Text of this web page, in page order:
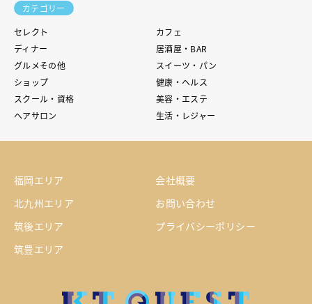
カテゴリー
セレクト
カフェ
ディナー
居酒屋・BAR
グルメその他
スイーツ・パン
ショップ
健康・ヘルス
スクール・資格
美容・エステ
ヘアサロン
生活・レジャー
福岡エリア
北九州エリア
筑後エリア
筑豊エリア
会社概要
お問い合わせ
プライバシーポリシー